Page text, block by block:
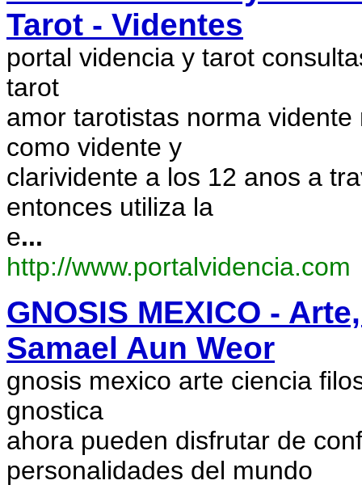
Tarot - Videntes
portal videncia y tarot
tarot
amor tarotistas norma
como vidente y
clarividente a los 12 anos a
entonces utiliza la
e...
http://www.portalvidencia.com
GNOSIS MEXICO -
Samael Aun Weor
gnosis mexico arte ciencia
gnostica
ahora pueden disfrutar de
personalidades del mundo